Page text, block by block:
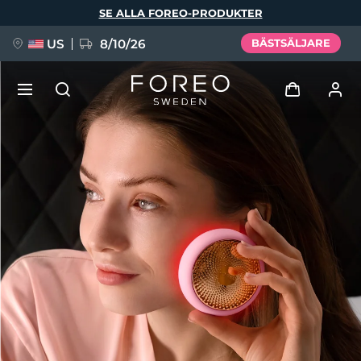
SE ALLA FOREO-PRODUKTER
US 8/10/26 BÄSTSÄLJARE
Logga in
Användarprofil
Mina enheter
Mina beställningar
Mina adresser
Mina prenumerationer
FAQ™ Pure Beauty-Tech Elixir
BREAKING NEWS
issa™ Teeth Whitening Set
Deutsch
Español
Français
Italiano
Português
Polski
Svenska
Русский
Türkçe
简体中文 繁體中文